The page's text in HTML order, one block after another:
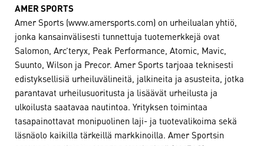
AMER SPORTS
Amer Sports (www.amersports.com) on urheilualan yhtiö,
jonka kansainvälisesti tunnettuja tuotemerkkejä ovat
Salomon, Arc’teryx, Peak Performance, Atomic, Mavic,
Suunto, Wilson ja Precor. Amer Sports tarjoaa teknisesti
edistyksellisiä urheiluvälineitä, jalkineita ja asusteita, jotka
parantavat urheilusuoritusta ja lisäävät urheilusta ja
ulkoilusta saatavaa nautintoa. Yrityksen toimintaa
tasapainottavat monipuolinen laji- ja tuotevalikoima sekä
läsnäolo kaikilla tärkeillä markkinoilla. Amer Sportsin